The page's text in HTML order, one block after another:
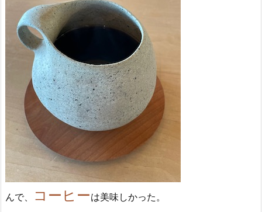
んで、 コーヒーは美味しかった。